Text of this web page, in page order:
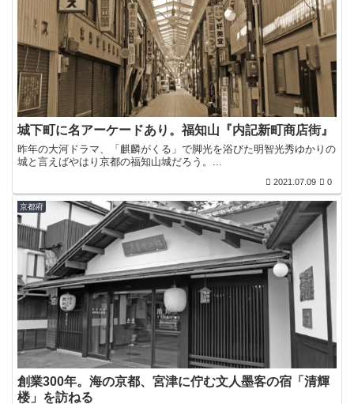
城下町に名アーケードあり。福知山『内記新町商店街』
昨年の大河ドラマ、「麒麟がくる」で脚光を浴びた明智光秀ゆかりの
城と言えばやはり京都の福知山城だろう。...
2021.07.09 0
京都府
創業300年。海の京都、宮津に佇む文人墨客の宿「清輝
楼」を訪ねる